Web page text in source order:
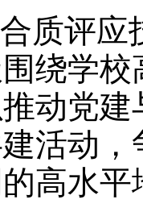
质评应
绕学
动党建
活动
高水